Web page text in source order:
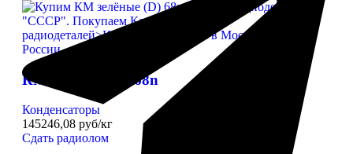
КМ зелёные (D) 68n
Конденсаторы
145246,08 руб/кг
Сдать радиолом